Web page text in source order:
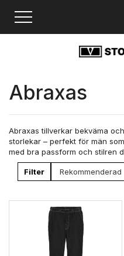
Ändra navigering
Abraxas
Abraxas tillverkar bekväma
storlekar – perfekt för män
med bra passform och stilren
Filter